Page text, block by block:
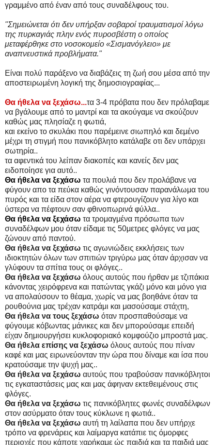
γραμμένο από έναν από τους συναδέλφους του.
"Σημειώνεται ότι δεν υπήρξαν σοβαροί τραυματισμοί λόγω
της πυρκαγιάς πλην ενός πυροσβέστη ο οποίος
μεταφέρθηκε στο νοσοκομείο «Σισμανόγλειο» με
αναπνευστικά προβλήματα."
Είναι πολύ παράξενο να διαβάζεις τη ζωή σου μέσα από την
αποστειρωμένη λογική της δημοσιογραφίας...
Θα ήθελα να ξεχάσω...τα 3-4 πρόβατα που δεν πρόλαβαμε
να βγάλουμε από το μαντρί και τα ακούγαμε να σκούζουν
καθώς μας πλησίαζε η φωτιά,
και εκείνο το σκυλάκι που παρέμεινε σιωπηλό και δεμένο
μέχρι τη στιγμή που πανικόβλητο κατάλαβε οτι δεν υπάρχει
σωτηρία..
τα αφεντικά του λείπαν διακοπές και κανείς δεν μας
ειδοποίησε για αυτό..
Θα ήθελα να ξεχάσω τα πουλιά που δεν προλάβανε να
φύγουν απο τα πεύκα καθώς γινόντουσαν παρανάλωμα του
πυρός και τα είδα στον αέρα να φτερουγίζουν για λίγο και
ύστερα να πέφτουν σαν φθινοπωρινά φύλλα..
Θα ήθελα να ξεχάσω τα τρομαγμένα πρόσωπα των
συναδέλφων μου όταν είδαμε τις 50μετρες φλόγες να μας
ζώνουν από παντού.
Θα ήθελα να ξεχάσω τις αγωνιώδεις εκκλήσεις των
ιδιοκτητών όλων των σπιτιών τριγύρω μας όταν άρχισαν να
γλύφουν τα σπίτια τους οι φλόγες..
Θα ήθελα να ξεχάσω όλους αυτούς που ήρθαν με τζιπάκια
κάνοντας χειρόφρενα και πατώντας γκάζι μόνο και μόνο για
να απολαύσουν το θέαμα, χωρίς να μας βοηθάνε όταν τα
ρουθούνια μας τρέχαν κατράμι και μασούσαμε στάχτη,
Θα ήθελα να τους ξεχάσω όταν προσπαθούσαμε να
φύγουμε κόβωντας μάνικες και δεν μπορούσαμε επειδή
είχαν δημιουργήσει κυκλοφοριακό κομφούζιο μπροστά μας.
Θα ήθελα επίσης να ξεχάσω όλους αυτούς που πίναν
καφέ και μας ειρωνεύονταν την ώρα που δίναμε και ίσα που
κρατούσαμε την ψυχή μας..
Θα ήθελα να ξεχάσω αυτούς που τραβούσαν πανικόβλητοι
τις εγκαταστάσεις μας και μας άφηναν εκτεθειμένους στις
φλόγες.
Θα ήθελα να ξεχάσω τις πανικόβλητες φωνές συναδέλφων
στον ασύρματο όταν τους κύκλωνε η φωτιά..
Θα ήθελα να ξεχάσω αυτή τη λαίλαπα που δεν υπήρχε
τρόπο να φρενάρεις και λαίμαργα κατάπιε τις όμορφες
περιοχές που κάποτε χαρήκαμε ώς παιδιά και τα παιδιά μας